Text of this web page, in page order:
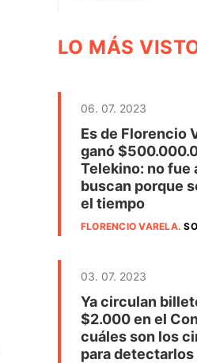
LO MÁS
06. 07. 2023
Es de Florencio
ganó
Telekino: no fue
buscan porque
el tiempo
FLORENCIO VARELA.
03. 07. 2023
Ya circulan
$2.000 en el
cuáles son los
para detectarlos